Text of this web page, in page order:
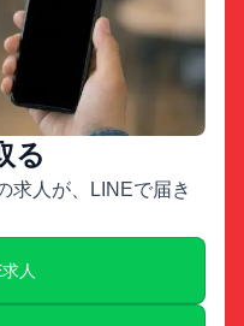
る
求人が、LINEで届き
人